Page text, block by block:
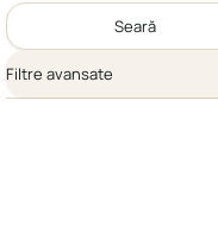
Seară
Filtre avansate